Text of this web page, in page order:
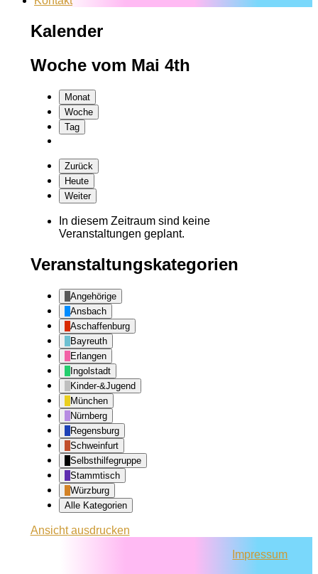
Kalender
Woche vom Mai 4th
Monat
Woche
Tag
Zurück
Heute
Weiter
In diesem Zeitraum sind keine
Veranstaltungen geplant.
Veranstaltungskategorien
Angehörige
Ansbach
Aschaffenburg
Bayreuth
Erlangen
Ingolstadt
Kinder-&Jugend
München
Nürnberg
Regensburg
Schweinfurt
Selbsthilfegruppe
Stammtisch
Würzburg
Alle Kategorien
Ansichtausdrucken
Impressum